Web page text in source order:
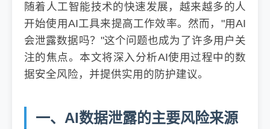
随着人工智能技术的快速发展，越来越多的人
开始使用AI工具来提高工作效率。然而，"用AI
会泄露数据吗？"这个问题也成为了许多用户关
注的焦点。本文将深入分析AI使用过程中的数
据安全风险，并提供实用的防护建议。
一、AI数据泄露的主要风险来源